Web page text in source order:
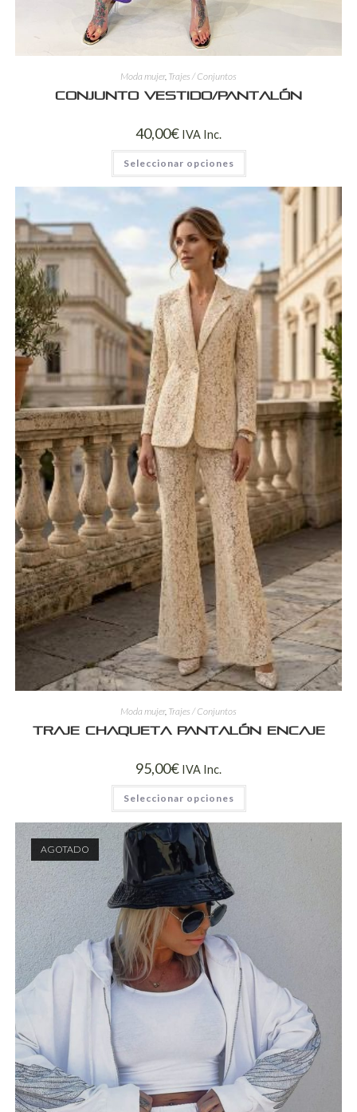
Moda mujer, Trajes / Conjuntos
Conjunto Vestido/Pantalón
40,00€ IVA Inc.
Seleccionar opciones
Moda mujer, Trajes / Conjuntos
Traje Chaqueta Pantalón Encaje
95,00€ IVA Inc.
Seleccionar opciones
AGOTADO